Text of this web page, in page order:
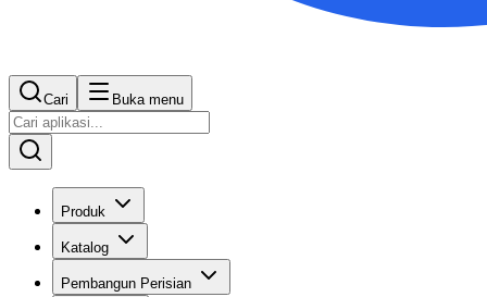
Cari Buka menu
Produk
Katalog
Pembangun Perisian